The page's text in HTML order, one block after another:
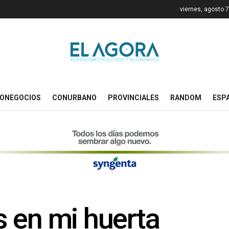
viernes, agosto
CONURBANO PROVINCIALES RANDOM
en mi huerta